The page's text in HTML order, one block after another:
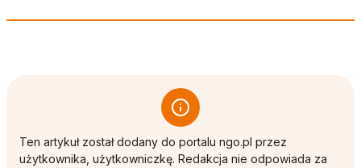
Ten artykuł został dodany do portalu ngo.pl przez
użytkownika, użytkowniczkę. Redakcja nie odpowiada za